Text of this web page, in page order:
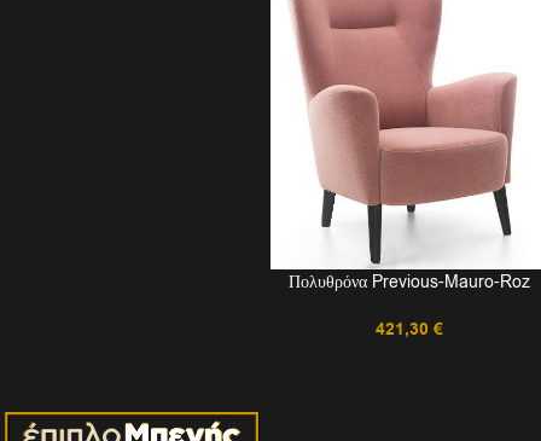
Πολυθρόνα Previous-Mauro-Roz
421,30 €